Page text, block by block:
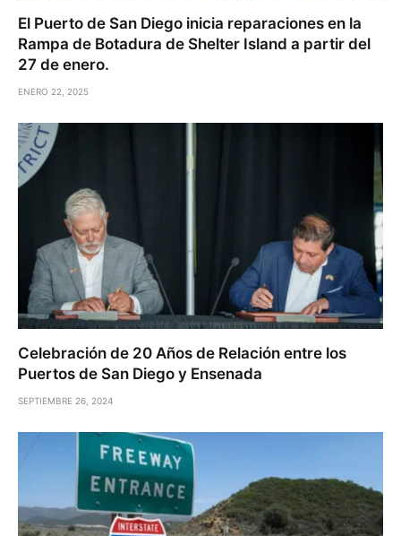
El Puerto de San Diego inicia reparaciones en la
Rampa de Botadura de Shelter Island a partir del
27 de enero.
ENERO 22, 2025
Celebración de 20 Años de Relación entre los
Puertos de San Diego y Ensenada
SEPTIEMBRE 26, 2024